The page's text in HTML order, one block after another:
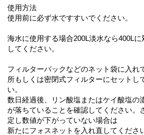
使用方法
使用前に必ず水ですすいでください。
海水に使用する場合200L淡水なら400L
してください。
フィルターバックなどのネット袋に入れ
所もしくは密閉式フィルターにセットし
い。
数日経過後、リン酸塩またはケイ酸塩の
が落ちていることを確認してください。
定し数値が下がっていない場合は
新たにフォスネットを入れ直してくださ